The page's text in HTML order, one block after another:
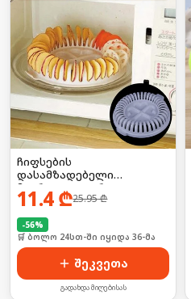
ჩიფსების
დასამზადებელი
მიკროტალღური
ღუმელისთვის
11.4₾25.95₾
-56%
🛒 ბოლო 24სთ-ში იყიდა 36-მა
შეკვეთა
გადახდა მიღებისას